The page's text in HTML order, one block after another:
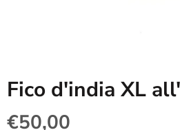
Fico d'india XL
€50,00